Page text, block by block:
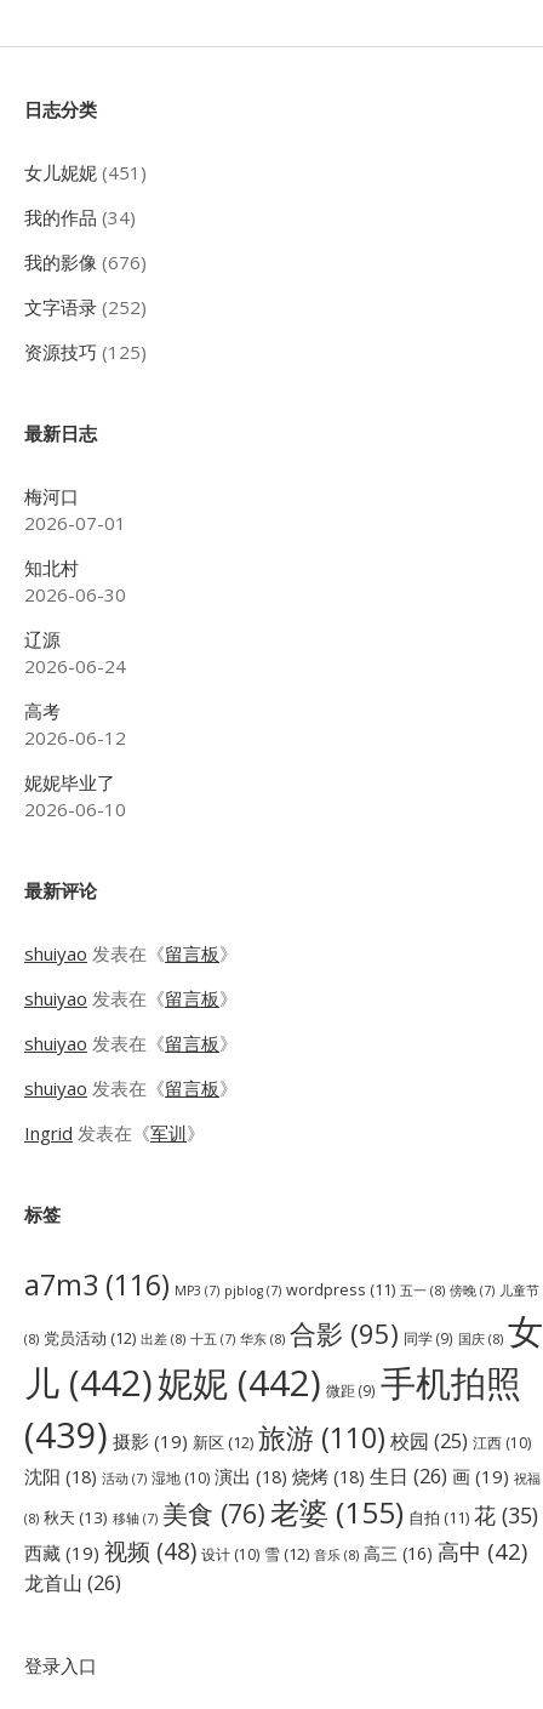
分
页
Sidebar
日志分类
女儿妮妮 (451)
我的作品 (34)
我的影像 (676)
文字语录 (252)
资源技巧 (125)
最新日志
梅河口
2026-07-01
知北村
2026-06-30
辽源
2026-06-24
高考
2026-06-12
妮妮毕业了
2026-06-10
最新评论
shuiyao 发表在《留言板》
shuiyao 发表在《留言板》
shuiyao 发表在《留言板》
shuiyao 发表在《留言板》
Ingrid 发表在《军训》
标签
a7m3 (116) MP3 (7) pjblog (7) wordpress (11) 五一 (8) 傍晚 (7) 儿童节
(8) 党员活动 (12) 出差 (8) 十五 (7) 华东 (8) 合影 (95) 同学(9) 国庆 (8) 女
儿 (442)妮妮 (442) 微距(9) 手机拍照
(439) 摄影 (19) 新区 (12) 旅游 (110) 校园 (25) 江西 (10)
沈阳 (18) 活动 (7) 湿地 (10) 演出 (18) 烧烤 (18) 生日 (26) 画 (19) 祝福
(8) 秋天 (13) 移轴 (7) 美食 (76)老婆 (155) 自拍 (11) 花 (35)
西藏 (19) 视频 (48) 设计 (10) 雪 (12) 音乐 (8) 高三 (16) 高中 (42)
龙首山 (26)
登录入口